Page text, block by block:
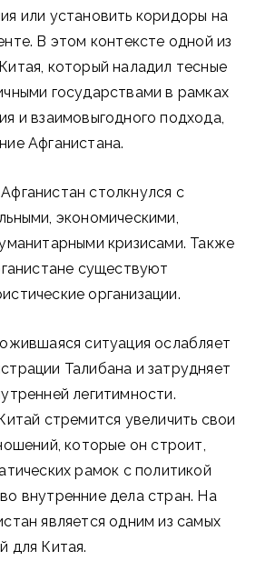
или установить коридоры на
В этом контексте одной из
который наладил тесные
государствами в рамках
и взаимовыгодного подхода,
Афганистана.
столкнулся с
экономическими,
кризисами. Также
существуют
организации.
ситуация ослабляет
Талибана и затрудняет
легитимности.
стремится увеличить свои
которые он строит,
рамок с политикой
внутренние дела стран. На
является одним из самых
для Китая.